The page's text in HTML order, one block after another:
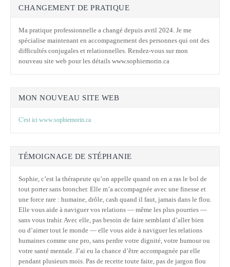
CHANGEMENT DE PRATIQUE
Ma pratique professionnelle a changé depuis avril 2024. Je me
spécialise maintenant en accompagnement des personnes qui ont des
difficultés conjugales et relationnelles. Rendez-vous sur mon
nouveau site web pour les détails www.sophiemorin.ca
MON NOUVEAU SITE WEB
C'est ici www.sophiemorin.ca
TÉMOIGNAGE DE STÉPHANIE
Sophie, c’est la thérapeute qu’on appelle quand on en a ras le bol de
tout porter sans broncher. Elle m’a accompagnée avec une finesse et
une force rare : humaine, drôle, cash quand il faut, jamais dans le flou.
Elle vous aide à naviguer vos relations — même les plus pourries —
sans vous trahir. Avec elle, pas besoin de faire semblant d’aller bien
ou d’aimer tout le monde — elle vous aide à naviguer les relations
humaines comme une pro, sans perdre votre dignité, votre humour ou
votre santé mentale. J’ai eu la chance d’être accompagnée par elle
pendant plusieurs mois. Pas de recette toute faite, pas de jargon flou